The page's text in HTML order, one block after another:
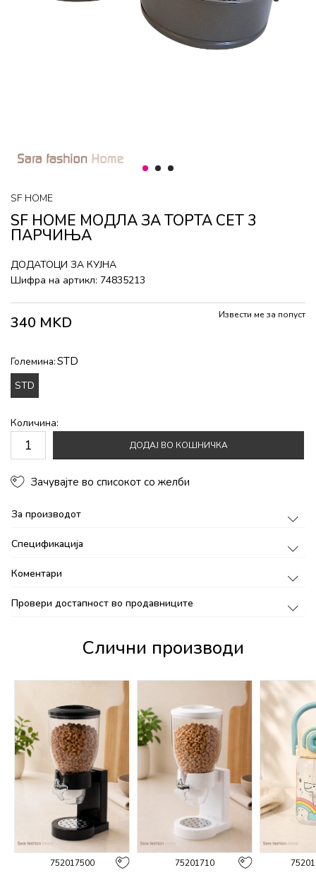
1 2 3
SF HOME
SF HOME МОДЛА ЗА ТОРТА СЕТ 3
ПАРЧИЊА
ДОДАТОЦИ ЗА КУЈНА
Шифра на артикл: 74835213
340 MKD Извести ме за попуст
Големина:STD
STD
Количина:
ДОДАЈ ВО КОШНИЧКА
Зачувајте во списокот со желби
За производот
Спецификација
Коментари
Провери достапност во продавниците
Слични производи
752017500 75201710